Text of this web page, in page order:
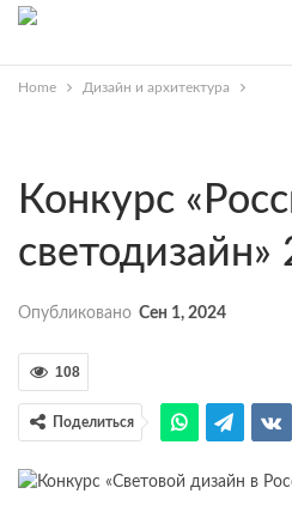
Home Дизайн и архитектура
Конкурс
светодизайн»
Опубликовано Сен 1, 2024
108
Поделиться